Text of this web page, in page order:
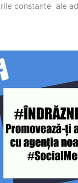
constante ale